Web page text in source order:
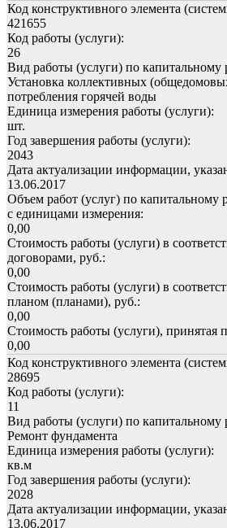
Код конструктивного элемента
421655
Код работы (услуги):
26
Вид работы (услуги) по капитальному
Установка коллективных
потребления горячей воды
Единица измерения работы (услуги):
шт.
Год завершения работы (услуги):
2043
Дата актуализации информации,
13.06.2017
Объем работ (услуг) по капитальному
с единицами измерения:
0,00
Стоимость работы (услуги) в
договорами, руб.:
0,00
Стоимость работы (услуги) в
планом (планами), руб.:
0,00
Стоимость работы (услуги), принятая
0,00
Код конструктивного элемента
28695
Код работы (услуги):
11
Вид работы (услуги) по капитальному
Ремонт фундамента
Единица измерения работы (услуги):
кв.м
Год завершения работы (услуги):
2028
Дата актуализации информации,
13.06.2017